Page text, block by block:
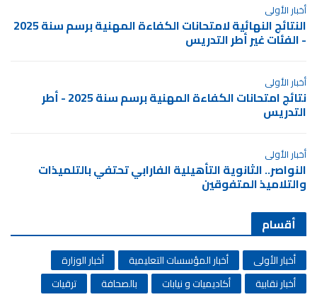
أخبار الأولى
النتائج النهائية لامتحانات الكفاءة المهنية برسم سنة 2025
- الفئات غير أطر التدريس
أخبار الأولى
نتائج امتحانات الكفاءة المهنية برسم سنة 2025 - أطر
التدريس
أخبار الأولى
النواصر.. الثانوية التأهيلية الفارابي تحتفي بالتلميذات
والتلاميذ المتفوقين
أقسام
أخبار الأولى أخبار المؤسسات التعليمية
أخبار الوزارة
أخبار نقابية
أكاديميات و نيابات بالصحافة ترقيات